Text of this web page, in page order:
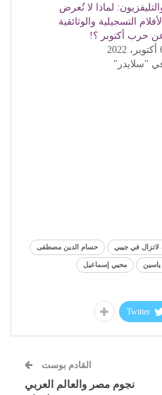
لماذا لا تُعرض
الأفلام التسجيلية والوثائقية
حرب أكتوبر ؟!
"سلايدر"
لاتزال في جيبي حسام الدين مصطفى
محيي إسماعيل
Twitter
القادم بوست
نجوم مصر والعالم العربي